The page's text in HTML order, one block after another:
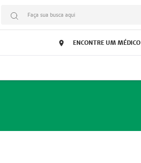
Faça sua busca aqui
ENCONTRE UM MÉDICO